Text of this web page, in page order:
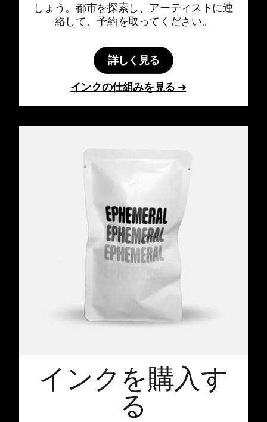
しょう。都市を探索し、アーティストに連
絡して、予約を取ってください。
詳しく見る
インクの仕組みを見る
インクを購入す
る